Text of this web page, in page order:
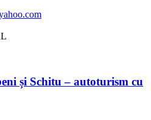
și Schitu – autoturism cu